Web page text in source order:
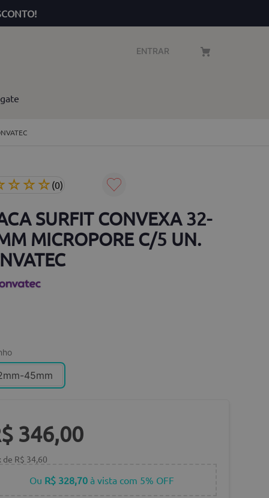
ENTRAR
☆☆☆(0)
SURFIT CONVEXA 32-
MICROPORE C/5 UN.
45mm
346,00
de R$ 34,60
Ou R$ 328,70 à vista com 5% OFF